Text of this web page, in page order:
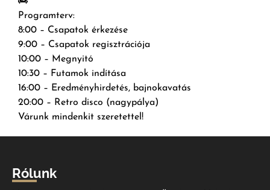
Programterv:
8:00 – Csapatok érkezése
9:00 – Csapatok regisztrációja
10:00 – Megnyitó
10:30 – Futamok indítása
16:00 – Eredményhirdetés, bajnokavatás
20:00 – Retro disco (nagypálya)
Várunk mindenkit szeretettel!
Rólunk